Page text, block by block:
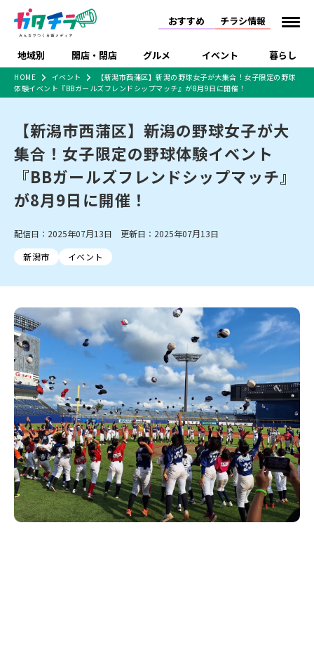
おすすめ チラシ情報
地域別 開店・閉店 グルメ イベント 暮らし
新潟市 下越
中越 上越
新潟市南区
新潟市江南区 新潟市秋葉区
新潟市西蒲区
村上・関川
新発田・聖籠
胎内・粟島
三条・加茂・田上
五泉・阿賀野・阿賀
燕・弥彦
長岡・見附
小千谷・十日町・津南
魚沼・南魚沼・湯沢
柏崎・刈羽・出雲崎
上越・妙高・糸魚川
開店 閉店
リニューアル・移転 休業 開店まとめ
閉店まとめ
新潟市・開店
新潟市・閉店
ラーメン 現地レポート
和食 洋食
カフェ
居酒屋・バー
パスタ
パン・ベーカリー
タレカツ・豚カツ
デカ盛り・大盛り
旨辛・激辛
定食・町定食 海鮮・鮨
そば・うどん
日本酒・新潟清酒
ワイン・クラフトビール
ケーキ・パフェ
ビアガーデン・暑気払い
忘新年会・歓送迎会
体験・販売 祭り・伝統行事
趣味・展示会 ライブ・コンサート
にいがた酒の陣・新潟
住宅展示場
完成見学会 学生スポーツ アルビレックス
施設・ショップ
住宅メーカー・工務
店
食品メーカー・県産
品
観光スポット
温泉・入浴
ビルボードプレイスBP
新潟伊勢丹
ピア万代
リバーサイド千秋
パティオPATIO
特売セール インタビュー
特集・まとめ記事
セツコママ ランキング
開店まとめ
閉店まとめ 人気記事まとめ
ラーメンまとめ
飲食店まとめ
食品スーパー・コンビ
戸建住宅・マンショ
ショッピングモール・
大型施設
ドラッグストア・ホーム
センター
インテリア・雑貨
新車・中古車・カー用品
旅行・レジャー
家電・携帯電話
冠婚葬祭
習い事・塾 通販・EC イベント
求人
官公庁・自治体
新潟市 チラシ
長岡・見附 チラシ
上越・妙高・糸魚川 チラシ
注目 チラシ
週末セール
火曜セール
オープン・リニューアルセール
周年祭・感謝祭セール
年末・初売りセール
HOME イベント
【新潟市西蒲区】新潟の野球女子が大集合！女子限定の野球
体験イベント『BBガールズフレンドシップマッチ』が8月9日に開催！
【新潟市西蒲区】新潟の野球女子が大
集合！女子限定の野球体験イベント
『BBガールズフレンドシップマッチ』
が8月9日に開催！
配信日：2025年07月13日 更新日：2025年07月13日
新潟市
イベント